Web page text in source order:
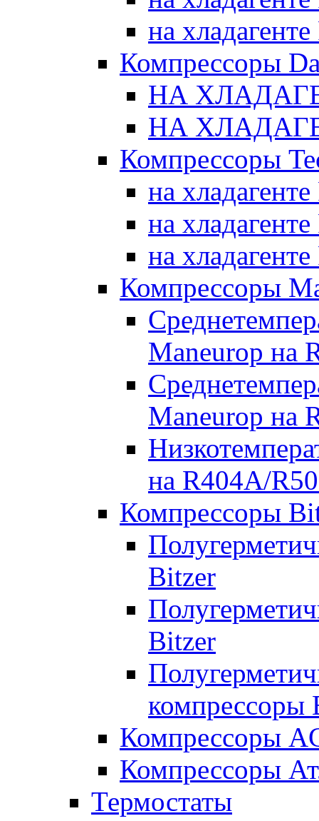
на
Компрессоры
НА
НА
Компрессоры
на
на
на
Компрессоры
Maneurop на
Maneurop на
на R404A/
Компрессоры
Bitzer
Bitzer
компрессоры
Компрессоры
Компрессоры
Термостаты